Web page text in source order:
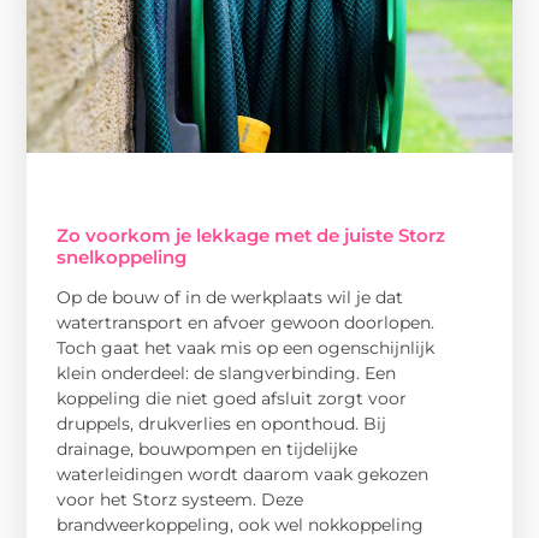
Zo voorkom je lekkage met de juiste Storz
snelkoppeling
Op de bouw of in de werkplaats wil je dat
watertransport en afvoer gewoon doorlopen.
Toch gaat het vaak mis op een ogenschijnlijk
klein onderdeel: de slangverbinding. Een
koppeling die niet goed afsluit zorgt voor
druppels, drukverlies en oponthoud. Bij
drainage, bouwpompen en tijdelijke
waterleidingen wordt daarom vaak gekozen
voor het Storz systeem. Deze
brandweerkoppeling, ook wel nokkoppeling